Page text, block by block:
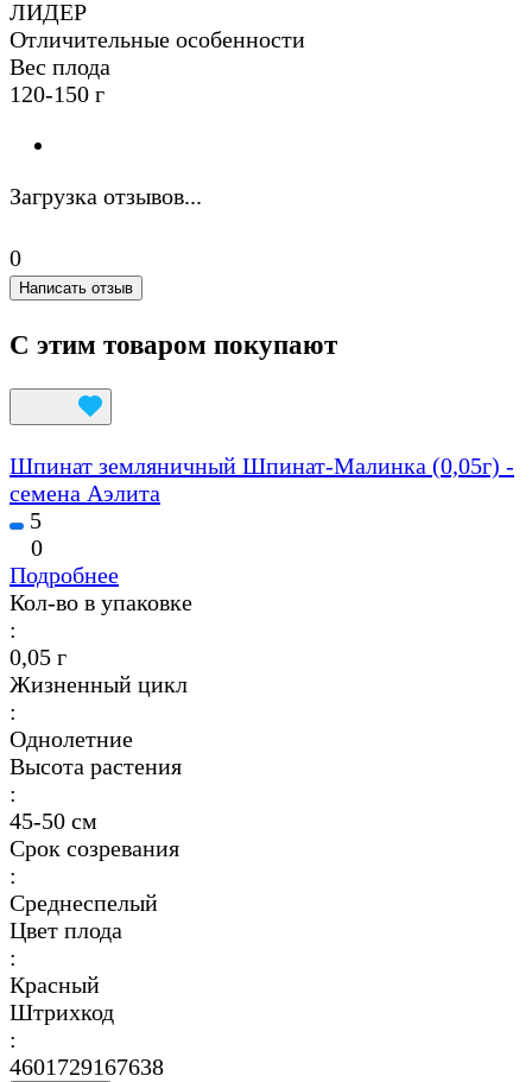
ЛИДЕР
Отличительные особенности
Вес плода
120-150 г
Загрузка отзывов...
0
Написать отзыв
С этим товаром покупают
Шпинат земляничный Шпинат-Малинка (0,05г) -
семена Аэлита
5
0
Подробнее
Кол-во в упаковке
:
0,05 г
Жизненный цикл
:
Однолетние
Высота растения
:
45-50 см
Срок созревания
:
Среднеспелый
Цвет плода
:
Красный
Штрихкод
:
4601729167638